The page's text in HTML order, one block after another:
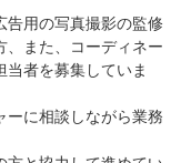
告用の写真撮影の監修
、また、コーディネー
当者を募集していま
ーに相談しながら業務